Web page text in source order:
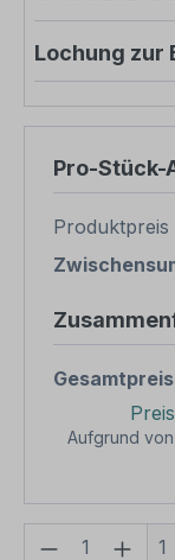
Lochung zur
Pro-Stück-
Produktpreis
Gesamtpreis
Aufgrund
Produkt 1